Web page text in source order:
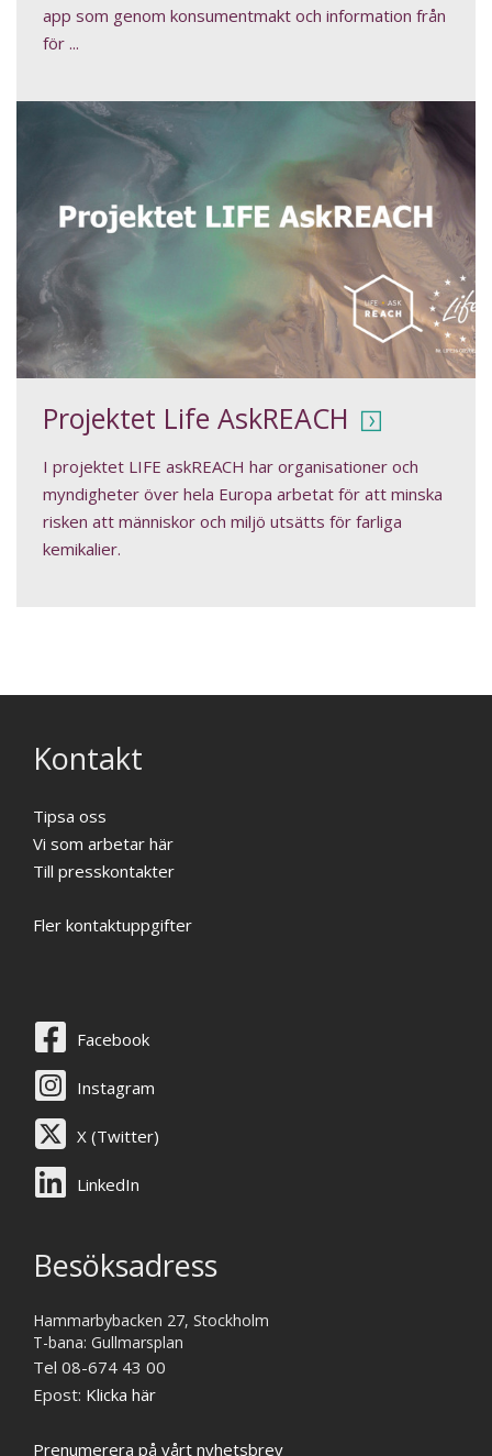
app som genom konsumentmakt och information från
för ...
Projektet Life AskREACH
I projektet LIFE askREACH har organisationer och
myndigheter över hela Europa arbetat för att minska
risken att människor och miljö utsätts för farliga
kemikalier.
Kontakt
Tipsa oss
Vi som arbetar här
Till presskontakter
Fler kontaktuppgifter
Facebook
Instagram
X (Twitter)
LinkedIn
Besöksadress
Hammarbybacken 27, Stockholm
T-bana: Gullmarsplan
Tel 08-674 43 00
Epost: Klicka här
Prenumerera på vårt nyhetsbrev